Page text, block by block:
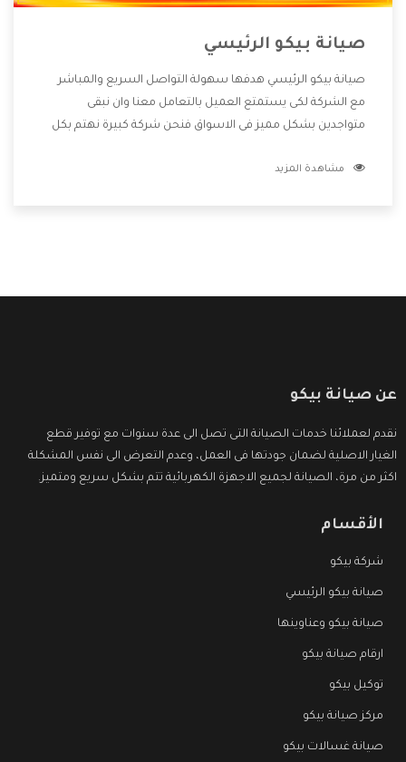
صيانة بيكو الرئيسي
صيانة بيكو الرئيسي هدفها سهولة التواصل السريع والمباشر
مع الشركة لكى يستمتع العميل بالتعامل معنا وان نبقى
متواجدين بشكل مميز فى الاسواق فنحن شركة كبيرة نهتم بكل
الشركة بها والتى تكون منها خدمة الصيانة التى تكون من أهم
مشاهدة المزيد
عن صيانة بيكو
نقدم لعملائنا خدمات الصيانة التى تصل الى عدة سنوات مع توفير قطع
الغيار الاصلية لضمان جودتها فى العمل، وعدم التعرض الى نفس المشكلة
اكثر من مرة، الصيانة لجميع الاجهزة الكهربائية تتم بشكل سريع ومتميز.
الأقسام
شركة بيكو
صيانة بيكو الرئيسي
صيانة بيكو وعناوينها
ارقام صيانة بيكو
توكيل بيكو
مركز صيانة بيكو
صيانة غسالات بيكو